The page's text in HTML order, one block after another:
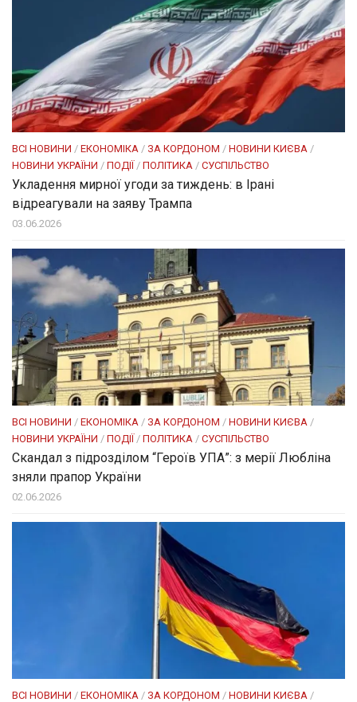
ВСІ НОВИНИ / ЕКОНОМІКА / ЗА КОРДОНОМ / НОВИНИ КИЄВА /
НОВИНИ УКРАЇНИ / ПОДІЇ / ПОЛІТИКА / СУСПІЛЬСТВО
Укладення мирної угоди за тиждень: в Ірані
відреагували на заяву Трампа
03.06.2026
ВСІ НОВИНИ / ЕКОНОМІКА / ЗА КОРДОНОМ / НОВИНИ КИЄВА /
НОВИНИ УКРАЇНИ / ПОДІЇ/ ПОЛІТИКА / СУСПІЛЬСТВО
Скандал з підрозділом “Героїв УПА”: з мерії Любліна
зняли прапор України
02.06.2026
ВСІ НОВИНИ / ЕКОНОМІКА / ЗА КОРДОНОМ / НОВИНИ КИЄВА /